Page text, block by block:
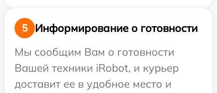
5
Информирование о готовности
Мы сообщим Вам о готовности
Вашей техники iRobot, и курьер
доставит ее в удобное место и